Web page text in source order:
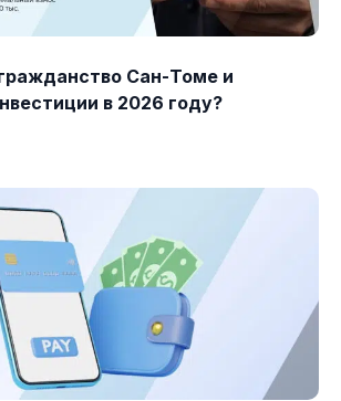
Сан-Томе и
в 2026 году?